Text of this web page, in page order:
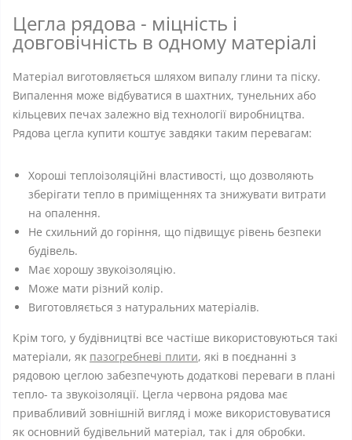
Цегла рядова - міцність і
довговічність в одному матеріалі
Матеріал виготовляється шляхом випалу глини та піску.
Випалення може відбуватися в шахтних, тунельних або
кільцевих печах залежно від технології виробництва.
Рядова цегла купити коштує завдяки таким перевагам:
Хороші теплоізоляційні властивості, що дозволяють
зберігати тепло в приміщеннях та знижувати витрати
на опалення.
Не схильний до горіння, що підвищує рівень безпеки
будівель.
Має хорошу звукоізоляцію.
Може мати різний колір.
Виготовляється з натуральних матеріалів.
Крім того, у будівництві все частіше використовуються такі
матеріали, як пазогребневі плити, які в поєднанні з
рядовою цеглою забезпечують додаткові переваги в плані
тепло- та звукоізоляції. Цегла червона рядова має
привабливий зовнішній вигляд і може використовуватися
як основний будівельний матеріал, так і для обробки.